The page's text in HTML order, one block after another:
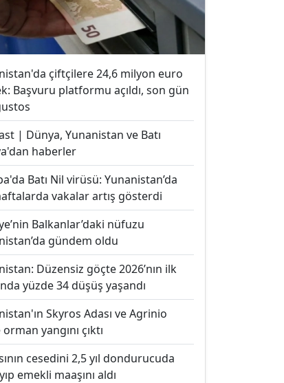
çiftçilere 24,6 milyon euro
Başvuru platformu açıldı, son gün
| Dünya, Yunanistan ve Batı
haberler
Batı Nil virüsü: Yunanistan’da
vakalar artış gösterdi
Balkanlar’daki nüfuzu
gündem oldu
Düzensiz göçte 2026’nın ilk
yüzde 34 düşüş yaşandı
Skyros Adası ve Agrinio
yangını çıktı
cesedini 2,5 yıl dondurucuda
emekli maaşını aldı